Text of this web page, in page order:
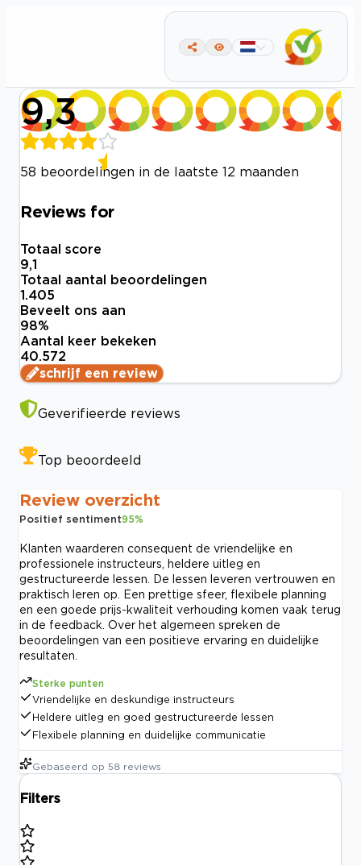
9,3
58 beoordelingen in de laatste 12 maanden
Reviews for
Totaal score
9,1
Totaal aantal beoordelingen
1.405
Beveelt ons aan
98%
Aantal keer bekeken
40.572
schrijf een review
Geverifieerde reviews
Top beoordeeld
Review overzicht
Positief sentiment95%
Klanten waarderen consequent de vriendelijke en
professionele instructeurs, heldere uitleg en
gestructureerde lessen. De lessen leveren vertrouwen en
praktisch leren op. Een prettige sfeer, flexibele planning
en een goede prijs-kwaliteit verhouding komen vaak terug
in de feedback. Over het algemeen spreken de
beoordelingen van een positieve ervaring en duidelijke
resultaten.
Sterke punten
Vriendelijke en deskundige instructeurs
Heldere uitleg en goed gestructureerde lessen
Flexibele planning en duidelijke communicatie
Gebaseerd op 58 reviews
Filters